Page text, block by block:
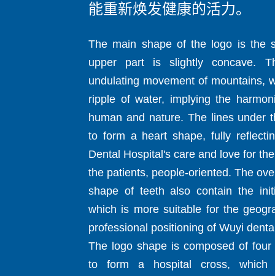
能重新焕发健康的活力。
The main shape of the logo is the
upper part is slightly concave.
undulating movement of mountains,
ripple of water, implying the
human and nature. The lines under
to form a heart shape, fully
Dental Hospital's care and love for
the patients, people-oriented. The
shape of teeth also contain the
which is more suitable for the
professional positioning of Wuyi
The logo shape is composed of
to form a hospital cross, which